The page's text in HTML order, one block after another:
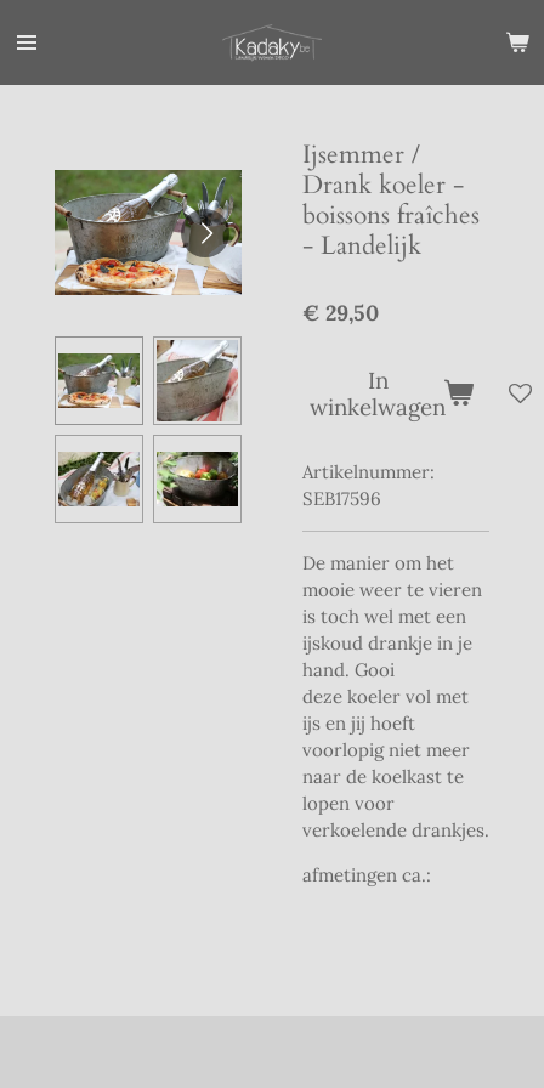
direct
Ijsemmer /
Drank koeler -
boissons fraîches
- Landelijk
€ 29,50
In
winkelwagen
Artikelnummer:
SEB17596
De manier om het
mooie weer te vieren
is toch wel met een
ijskoud drankje in je
hand. Gooi
deze koeler vol met
ijs en jij hoeft
voorlopig niet meer
naar de koelkast te
lopen voor
verkoelende drankjes.
afmetingen ca.: